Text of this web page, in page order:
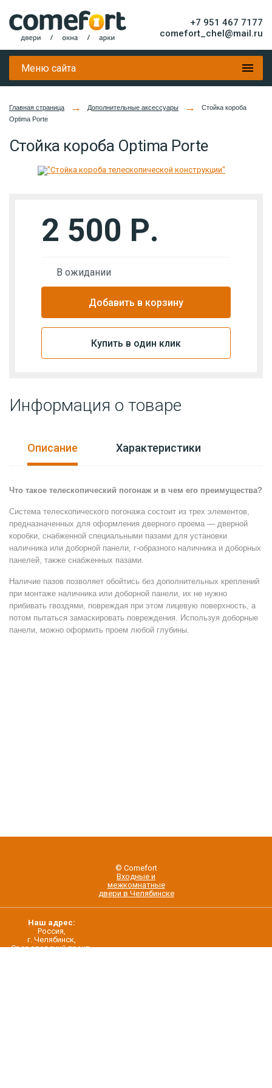
+7 951 467 7177
comefort_chel@mail.ru
Меню сайта
Главная страница → Дополнительные аксессуары →
Стойка короба
Optima Porte
Стойка короба Optima Porte
2 500 Р.
В ожидании
Добавить в корзину
Купить в один клик
Информация о товаре
Описание Характеристики
Что такое телескопический погонаж и в чем его преимущества?
Система телескопического погонажа состоит из трех элементов,
предназначенных для оформления дверного проема — дверной
коробки, снабженной специальными пазами для установки
наличника или доборной панели, г-образного наличника и доборных
панелей, также снабженных пазами.
Наличие пазов позволяет обойтись без дополнительных креплений
при монтаже наличника или доборной панели, их не нужно
прибивать гвоздями, повреждая при этом лицевую поверхность, а
потом пытаться замаскировать повреждения. Используя доборные
панели, можно оформить проем любой глубины.
© Comefort
Входные и
межкомнатные
двери в Челябинске
Наш адрес:
Россия,
г. Челябинск,
Свердловский тракт,